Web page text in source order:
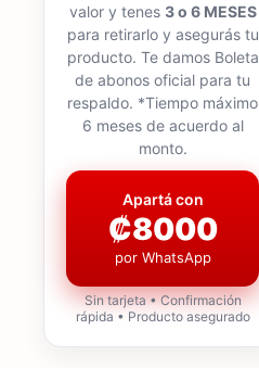
valor y tenes 3 o 6 MESES
para retirarlo y asegurás tu
producto. Te damos Boleta
de abonos oficial para tu
respaldo. *Tiempo máximo
6 meses de acuerdo al
monto.
Apartá con
₡8000
por WhatsApp
Sin tarjeta • Confirmación
rápida • Producto asegurado